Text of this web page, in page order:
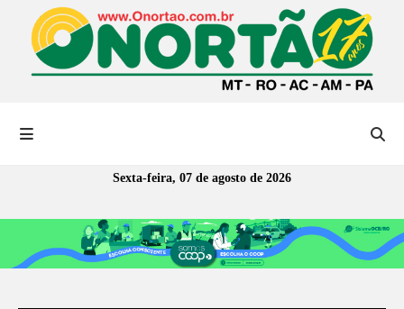
Sexta-feira, 07 de agosto de 2026